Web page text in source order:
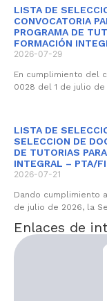
LISTA DE
CONVOCATORIA
PROGRAMA DE
FORMACIÓN
2026-07-29
En cumplimiento del
0028 del 1 de julio
LISTA DE
SELECCION DE
DE TUTORIAS
INTEGRAL – PTA/
2026-07-21
Dando cumplimiento
de julio de 2026, la
Enlaces de